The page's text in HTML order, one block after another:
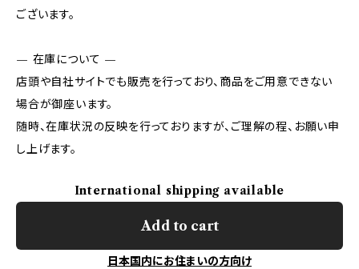
ございます。
— 在庫について —
店頭や自社サイトでも販売を行っており、商品をご用意できない
場合が御座います。
随時、在庫状況の反映を行っておりますが、ご理解の程、お願い申
し上げます。
International shipping available
Add to cart
日本国内にお住まいの方向け